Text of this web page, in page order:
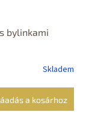
bylinkami
Skladem
a kosárhoz